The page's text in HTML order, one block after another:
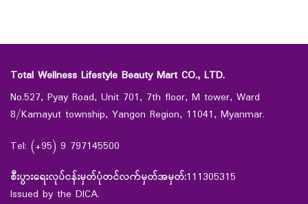
Total Wellness Lifestyle Beauty Mart CO., LTD.
No.527, Pyay Road, Unit 701, 7th floor, M tower, Ward
8/Kamayut township, Yangon Region, 11041, Myanmar.
Tel: (+95) 9 797145500
စီးပွားရေးလုပ်ငန်းမှတ်ပုံတင်လက်မှတ်အမှတ်:111305315
Issued by the DICA.